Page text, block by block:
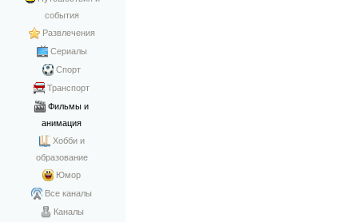
события
Развлечения
Сериалы
Спорт
Транспорт
Фильмы и
анимация
Хобби и
образование
Юмор
Все каналы
Каналы